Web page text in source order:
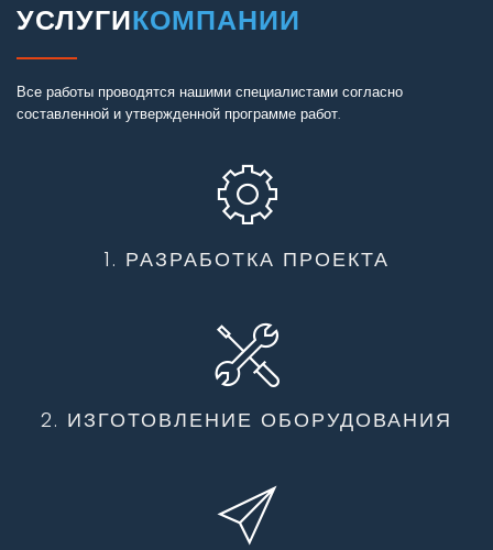
УСЛУГИКОМПАНИИ
Все работы проводятся нашими специалистами согласно
составленной и утвержденной программе работ.
1. РАЗРАБОТКА ПРОЕКТА
2. ИЗГОТОВЛЕНИЕ ОБОРУДОВАНИЯ